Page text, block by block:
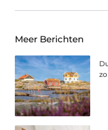
Meer Berichten